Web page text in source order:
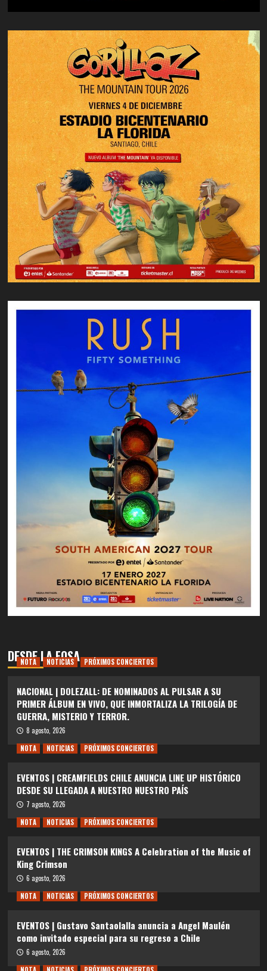
DESDE LA FOSA
NOTA NOTICIAS PRÓXIMOS CONCIERTOS
NACIONAL | DOLEZALL: DE NOMINADOS AL PULSAR A SU
PRIMER ÁLBUM EN VIVO, QUE INMORTALIZA LA TRILOGÍA DE
GUERRA, MISTERIO Y TERROR.
8 agosto, 2026
NOTA
NOTICIAS PRÓXIMOS CONCIERTOS
EVENTOS | CREAMFIELDS CHILE ANUNCIA LINE UP HISTÓRICO
DESDE SU LLEGADA A NUESTRO NUESTRO PAÍS
7 agosto, 2026
NOTA
NOTICIAS PRÓXIMOS CONCIERTOS
EVENTOS | THE CRIMSON KINGS A Celebration of the Music of
King Crimson
6 agosto, 2026
NOTA
NOTICIAS PRÓXIMOS CONCIERTOS
EVENTOS | Gustavo Santaolalla anuncia a Angel Maulén
como invitado especial para su regreso a Chile
6 agosto, 2026